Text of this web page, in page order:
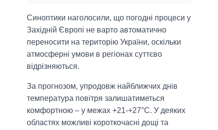
Синоптики наголосили, що погодні процеси у
Західній Європі не варто автоматично
переносити на територію України, оскільки
атмосферні умови в регіонах суттєво
відрізняються.
За прогнозом, упродовж найближчих днів
температура повітря залишатиметься
комфортною – у межах +21-+27°С. У деяких
областях можливі короткочасні дощі та